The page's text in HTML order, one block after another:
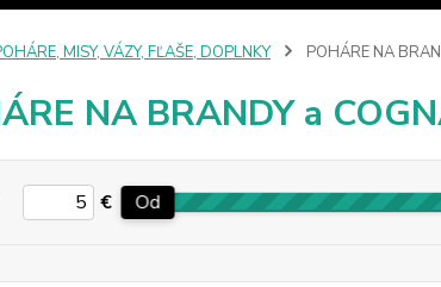
MISY, VÁZY, FĽAŠE, DOPLNKY POHÁRE NA
NA BRANDY a
€ Od